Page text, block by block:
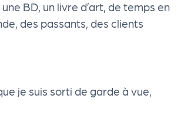
BD, un livre d’art, de temps en
des passants, des clients
je suis sorti de garde à vue,